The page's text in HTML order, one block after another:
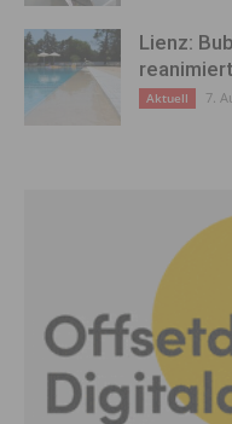
Lienz:
Aktuell 7.